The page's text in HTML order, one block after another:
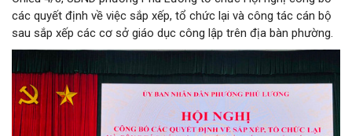
các quyết định về việc sắp xếp, tổ chức lại và công tác cán bộ
sau sắp xếp các cơ sở giáo dục công lập trên địa bàn phường.